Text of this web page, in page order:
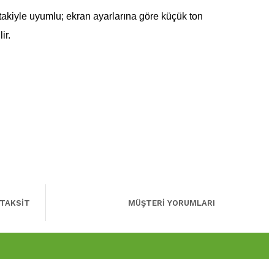
uyumlu; ekran ayarlarına göre küçük ton
MÜŞTERİ YORUMLARI